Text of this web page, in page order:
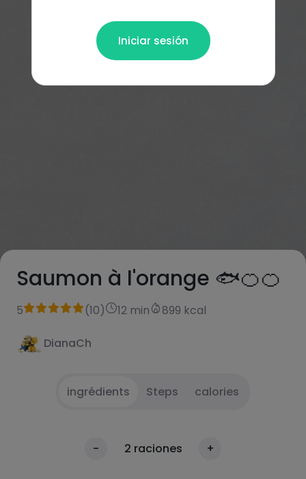
Saumon à l'orange 🐟🍊🍊
5 (10) 12 min 899 kcal
DianaCh
ingrédients Steps calories
- 2 raciones +
Couper les oranges et les presser à l'aide d'un
presse-agrumes. Réserver.
Iniciar sesión